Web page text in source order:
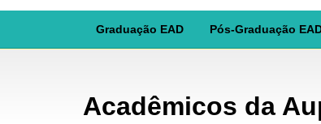
Graduação EAD Pós-Graduação
Acadêmicos da